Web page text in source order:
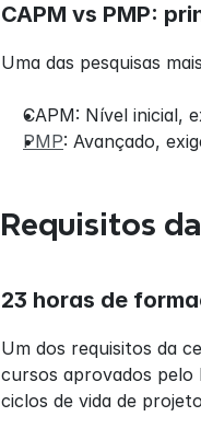
CAPM vs PMP:
Uma das pesquisas
CAPM: Nível inicial,
PMP: Avançado,
Requisitos
23 horas de
Um dos requisitos da
cursos aprovados pelo
ciclos de vida de